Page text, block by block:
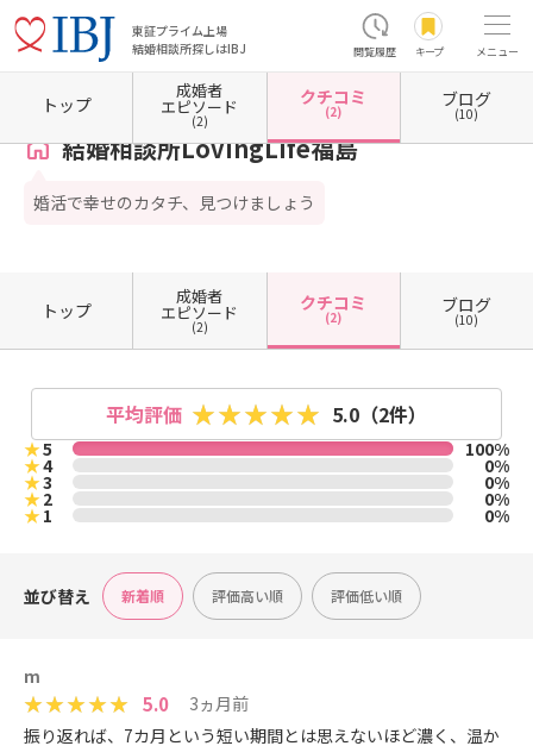
東証プライム上場
結婚相談所探しはIBJ
閲覧履歴 キープ メニュー
ホーム 福島県の結婚相談所 福島県会津若松市 結婚相談所LovingLife福島 クチコミ一
結婚相談所LovingLife福島
婚活で幸せのカタチ、見つけましょう
トップ
成婚者
エピソード
(2)
クチコミ
(2)
ブログ
(10)
トップ
成婚者
エピソード
(2)
クチコミ
(2)
ブログ
(10)
平均評価 5.0 （2件）
★5 100%
★4 0%
★3 0%
★2 0%
★1 0%
並び替え 新着順 評価高い順 評価低い順
m
5.0
3ヵ月前
振り返れば、7カ月という短い期間とは思えないほど濃く、温か